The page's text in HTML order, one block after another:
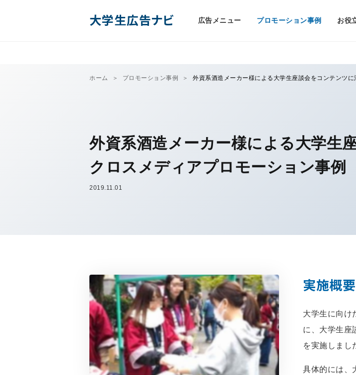
大学生広告ナビ 広告メニュー プロモーション事例 お役
ホーム プロモーション事例 外資系酒造メーカー様による大学生座談会をコンテンツ
外資系酒造メーカー様による大学生
クロスメディアプロモーション事例
2019.11.01
実施概要
大学生に向け
に、大学生座
を実施しまし
具体的には、